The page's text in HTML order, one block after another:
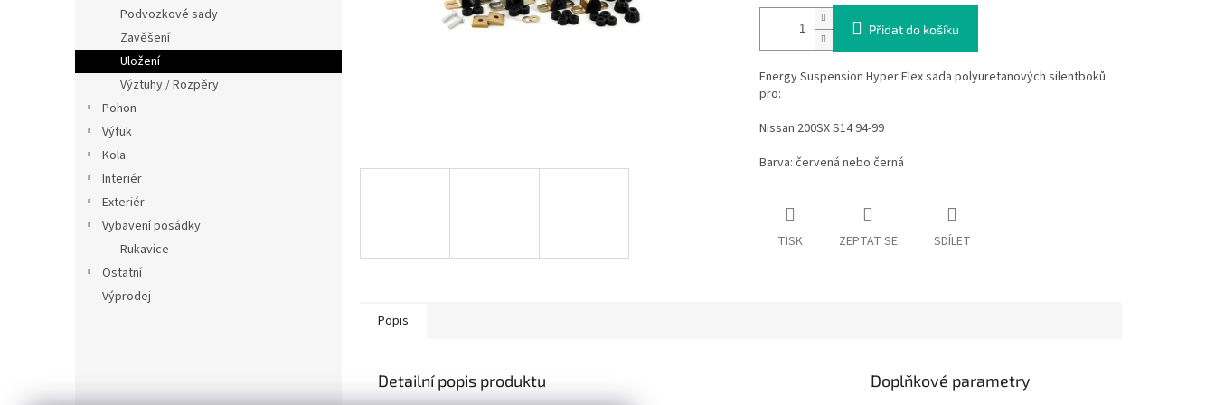
l
Podvozkové sady
Zavěšení
Uložení
Výztuhy / Rozpěry
Pohon
Výfuk
Kola
Interiér
Exteriér
Vybavení posádky
Rukavice
Ostatní
Výprodej
Přidat do košíku
Energy Suspension Hyper Flex sada polyuretanových silentboků
pro:
Nissan 200SX S14 94-99
Barva: červená nebo černá
TISK ZEPTAT SE SDÍLET
Popis
Detailní popis produktu Doplňkové parametry